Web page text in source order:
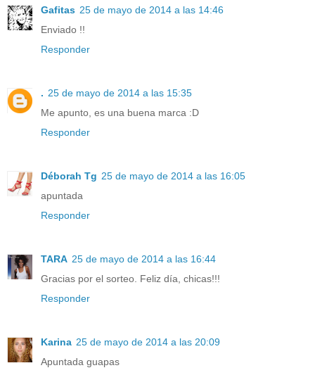
Gafitas 25 de mayo de 2014 a las 14:46
Enviado !!
Responder
. 25 de mayo de 2014 a las 15:35
Me apunto, es una buena marca :D
Responder
Déborah Tg 25 de mayo de 2014 a las 16:05
apuntada
Responder
TARA 25 de mayo de 2014 a las 16:44
Gracias por el sorteo. Feliz día, chicas!!!
Responder
Karina 25 de mayo de 2014 a las 20:09
Apuntada guapas